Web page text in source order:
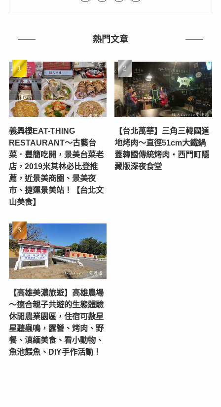
熱門文章
義興樓EAT-THING
RESTAURANT〜古藝台
菜．豐簡吃開，景美台菜老
店，2019米其林必比登推
薦，近景美商圈、景美夜
市、捷運景美站！【台北文
山美食】
【台北萬華】三角三韓國道
地烤肉～直徑51cm大鐵鍋
蓋韓國傳統烤肉‧西門町隱
藏版深夜食堂
【高雄美濃旅遊】高雄農場
〜適合親子共遊的生態體驗
休閒農業園區，住宿可數星
星聽蟲鳴，露營、烤肉、野
餐、滇緬美食、看小動物、
魚池餵魚、DIY手作活動！